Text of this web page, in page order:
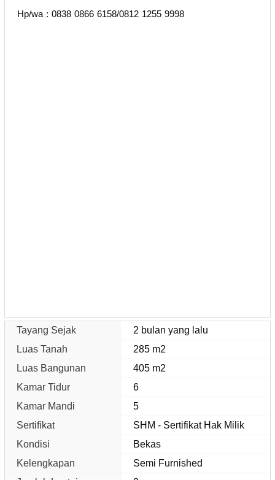
Hp/wa : 0838 0866 6158/0812 1255 9998
Tayang Sejak
2 bulan yang lalu
Luas Tanah
285 m2
Luas Bangunan
405 m2
Kamar Tidur
6
Kamar Mandi
5
Sertifikat
SHM - Sertifikat Hak Milik
Kondisi
Bekas
Kelengkapan
Semi Furnished